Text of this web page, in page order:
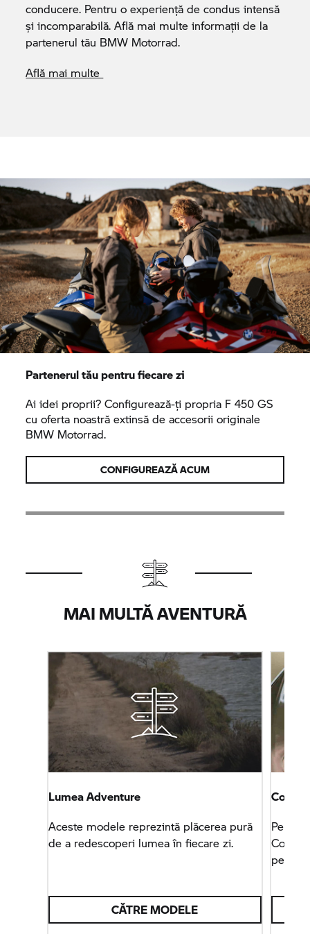
conducere. Pentru o experiență de condus intensă
și incomparabilă. Află mai multe informații de la
partenerul tău BMW Motorrad.
Află mai multe
Partenerul tău pentru fiecare zi
Ai idei proprii? Configurează-ți propria F 450 GS
cu oferta noastră extinsă de accesorii originale
BMW Motorrad.
CONFIGUREAZĂ ACUM
MAI MULTĂ AVENTURĂ
Lumea Adventure
Aceste modele reprezintă plăcerea pură
de a redescoperi lumea în fiecare zi.
CĂTRE MODELE
Pentru
pentru